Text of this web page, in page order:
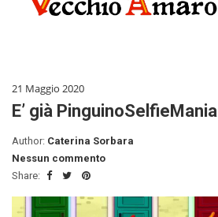
21 Maggio 2020
E’ già PinguinoSelfieMania
Author: Caterina Sorbara
Nessun commento
Share: